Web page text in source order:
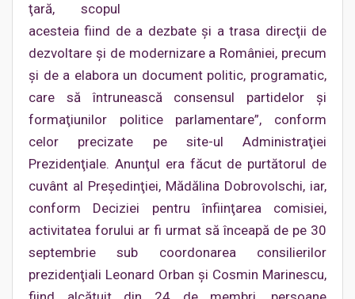
ţară, scopul
acesteia fiind de a dezbate şi a trasa direcţii de
dezvoltare şi de modernizare a României, precum
şi de a elabora un document politic, programatic,
care să întrunească consensul partidelor şi
formaţiunilor politice parlamentare”, conform
celor precizate pe site-ul Administraţiei
Prezidenţiale. Anunţul era făcut de purtătorul de
cuvânt al Preşedinţiei, Mădălina Dobrovolschi, iar,
conform Deciziei pentru înfiinţarea comisiei,
activitatea forului ar fi urmat să înceapă de pe 30
septembrie sub coordonarea consilierilor
prezidenţiali Leonard Orban şi Cosmin Marinescu,